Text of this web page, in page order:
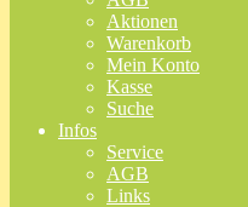
Aktionen
Warenkorb
Mein Konto
Kasse
Suche
Infos
Service
AGB
Links